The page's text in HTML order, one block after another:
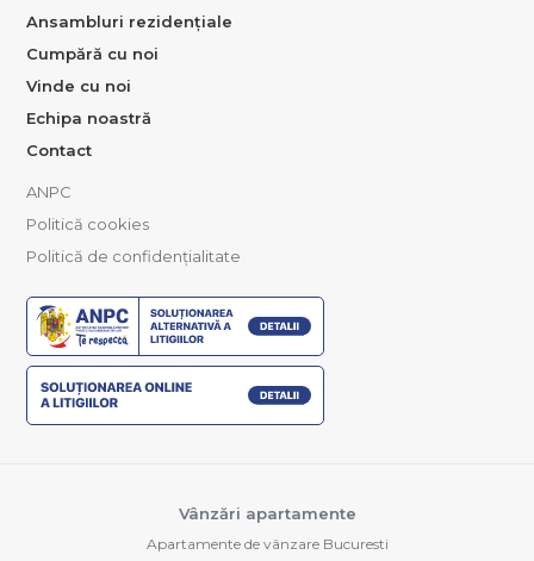
Ansambluri rezidențiale
Cumpără cu noi
Vinde cu noi
Echipa noastră
Contact
ANPC
Politică cookies
Politică de confidențialitate
Vânzări apartamente
Apartamente de vânzare Bucuresti